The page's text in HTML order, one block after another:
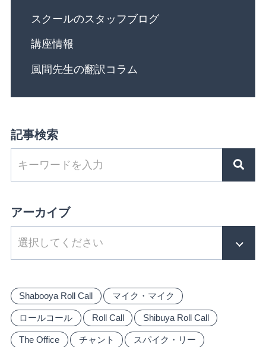
スクールのスタッフブログ
講座情報
風間先生の翻訳コラム
記事検索
アーカイブ
Shabooya Roll Call マイク・マイク
ロールコール Roll Call Shibuya Roll Call
The Office チャント スパイク・リー